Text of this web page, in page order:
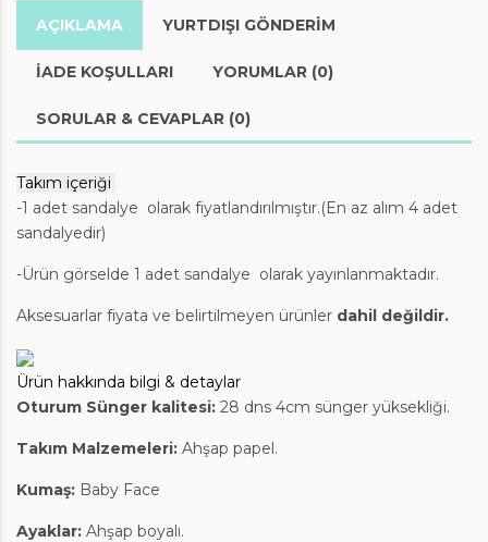
AÇIKLAMA YURTDIŞI GÖNDERİM
İADE KOŞULLARI YORUMLAR (0)
SORULAR & CEVAPLAR (0)
Takım içeriği
-1 adet sandalye olarak fiyatlandırılmıştır.(En az alım 4 adet
sandalyedir)
-Ürün görselde 1 adet sandalye olarak yayınlanmaktadır.
Aksesuarlar fiyata ve belirtilmeyen ürünler dahil değildir.
Ürün hakkında bilgi & detaylar
Oturum Sünger kalitesi: 28 dns 4cm sünger yüksekliği.
Takım Malzemeleri: Ahşap papel.
Kumaş: Baby Face
Ayaklar: Ahşap boyalı.